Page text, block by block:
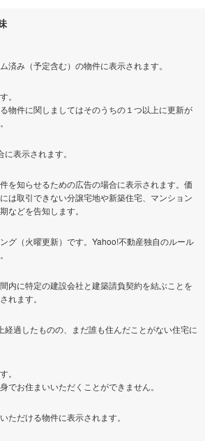
済み（予定含む）の物件に表示されます。
。
物件に関しましてはそのうちの１つ以上に更新が
表示されます。
を知らせるための広告の場合に表示されます。価
は取引できない分譲宅地や新築住宅、マンション
などを告知します。
グ（火曜更新）です。Yahoo!不動産独自のルール
内に特定の建設会社と建築請負契約を結ぶことを
れます。
経過したものの、まだ誰も住んだことがない住宅に
。
でお住まいいただくことができません。
ただける物件に表示されます。